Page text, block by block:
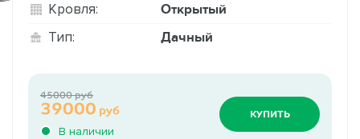
Кровля: Открытый
Тип: Дачный
В наличии
39000 руб
45000 руб
КУПИТЬ